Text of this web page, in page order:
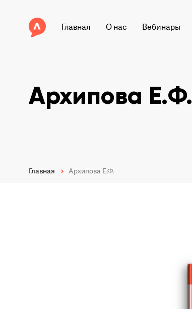
Главная О нас Вебинары
Архипова Е.Ф.
Главная Архипова Е.Ф.